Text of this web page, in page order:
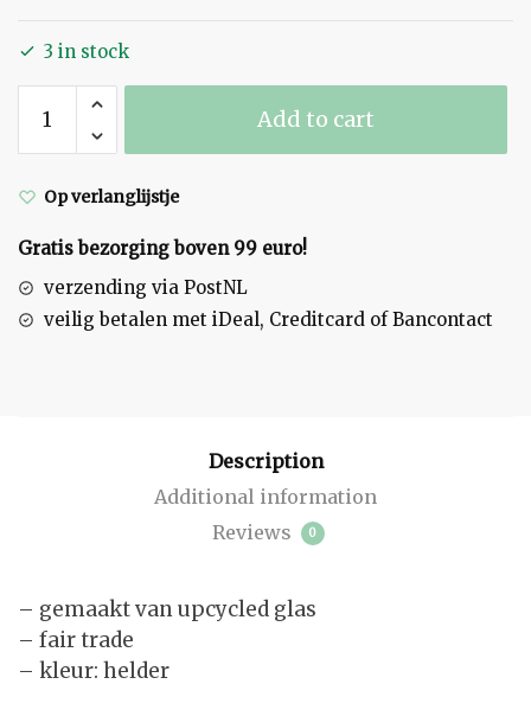
3 in stock
Waterkaraf
helder
quantity
Add to cart
Op verlanglijstje
Gratis bezorging boven 99 euro!
verzending via PostNL
veilig betalen met iDeal, Creditcard of Bancontact
Description
Additional information
Reviews
0
– gemaakt van upcycled glas
– fair trade
– kleur: helder